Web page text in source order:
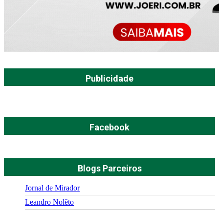
Publicidade
Facebook
Blogs Parceiros
Jornal de Mirador
Leandro Nolêto